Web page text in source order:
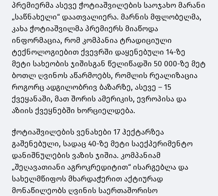
პრემიერმა ასევე ჭოტიაშვილების საოჯახო მარანი
„საწნახელი“ დაათვალიერა. მარნის მფლობელმა,
კახა ჭოტიაშვილმა პრემიერს მიაწოდა
ინფორმაცია, რომ კომპანია ტრადიციული
ტექნოლოგიებით ქვევრში დაყენებული 14-ზე
მეტი სახეობის ჯიშისგან წელიწადში 50 000-ზე მეტ
ბოთლ ღვინოს აწარმოებს, რომლის რეალიზაცია
როგორც ადგილობრივ ბაზარზე, ასევე – 15
ქვეყანაში, მათ შორის ამერიკის, ევროპისა და
აზიის ქვეყნებში ხორციელდება.
ჭოტიაშვილების ვენახები 17 ჰექტარზეა
გაშენებული, სადაც 40-ზე მეტი საექპერიმენტო
დანიშნულების ვაზის ჯიშია. კომპანიამ
„შეღავათიანი აგროკრედიტით“ ისარგებლა და
სახელმწიფოს მხარდაჭერით აქტიურად
მონაწილეობს ღვინის საერთაშორისო